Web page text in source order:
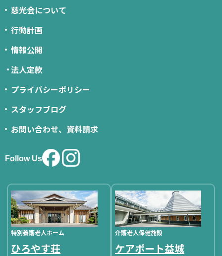
慈光会について
行動計画
情報公開
法人定款
プライバシーポリシー
スタッフブログ
お問い合わせ、資料請求
Follow Us
特別養護老人ホーム
ひろやす荘
介護老人保健施設
ケアポート益城